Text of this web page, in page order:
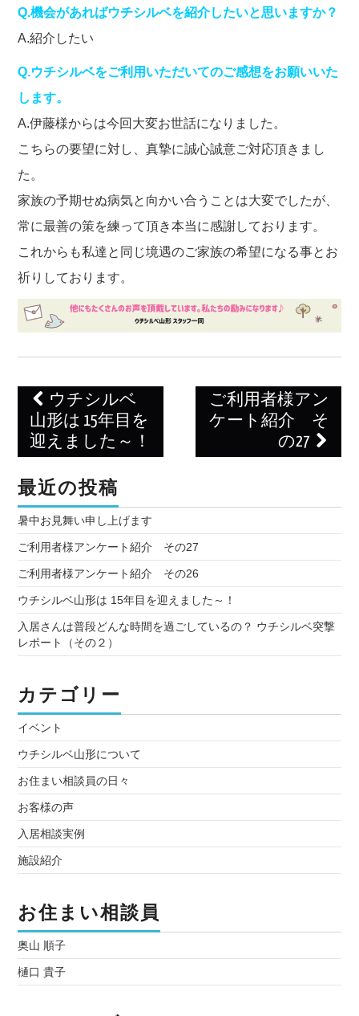
Q.機会があればウチシルベを紹介したいと思いますか？
A.紹介したい
Q.ウチシルベをご利用いただいてのご感想をお願いいた
します。
A.伊藤様からは今回大変お世話になりました。
こちらの要望に対し、真摯に誠心誠意ご対応頂きまし
た。
家族の予期せぬ病気と向かい合うことは大変でしたが、
常に最善の策を練って頂き本当に感謝しております。
これからも私達と同じ境遇のご家族の希望になる事とお
祈りしております。
Post
navigation
ウチシルベ
山形は 15年目を
迎えました～！
ご利用者様アン
ケート紹介 そ
の27
最近の投稿
暑中お見舞い申し上げます
ご利用者様アンケート紹介 その27
ご利用者様アンケート紹介 その26
ウチシルベ山形は 15年目を迎えました～！
入居さんは普段どんな時間を過ごしているの？ ウチシルベ突撃
レポート（その２）
カテゴリー
イベント
ウチシルベ山形について
お住まい相談員の日々
お客様の声
入居相談実例
施設紹介
お住まい相談員
奥山 順子
樋口 貴子